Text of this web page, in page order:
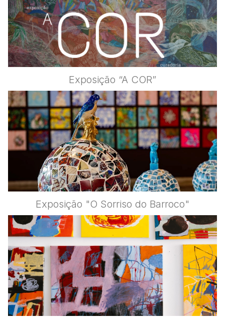
Exposição “A COR”
Exposição "O Sorriso do Barroco"